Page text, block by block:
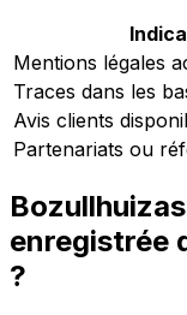
Mentions légales
Traces dans les
Avis clients
Partenariats ou
enregistrée
?